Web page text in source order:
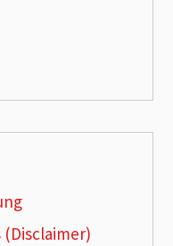
(Disclaimer)